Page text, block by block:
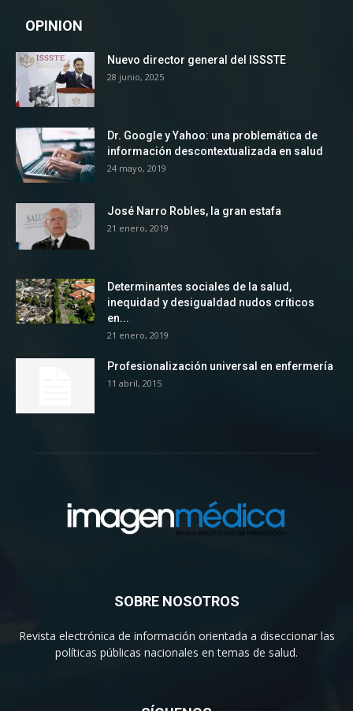
OPINION
Nuevo director general del ISSSTE
28 junio, 2025
Dr. Google y Yahoo: una problemática de
información descontextualizada en salud
24 mayo, 2019
José Narro Robles, la gran estafa
21 enero, 2019
Determinantes sociales de la salud,
inequidad y desigualdad nudos críticos
en...
21 enero, 2019
Profesionalización universal en enfermería
11 abril, 2015
SOBRE NOSOTROS
Revista electrónica de información orientada a diseccionar las
políticas públicas nacionales en temas de salud.